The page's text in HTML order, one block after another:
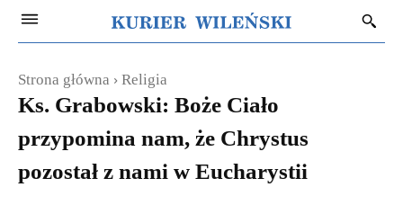
Strona główna Religia
Ks. Grabowski: Boże Ciało
przypomina nam, że Chrystus
pozostał z nami w Eucharystii